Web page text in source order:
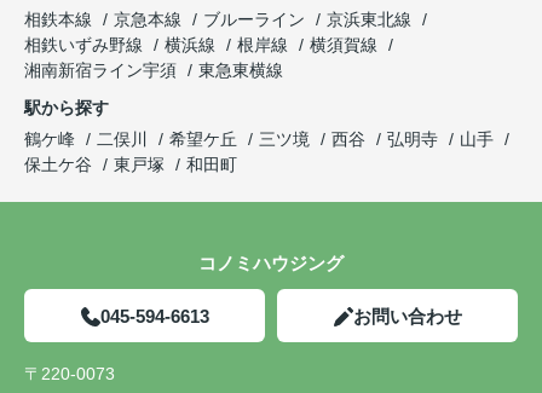
相鉄本線
京急本線 ブルーライン
京浜東北線
相鉄いずみ野線
横浜線 根岸線
横須賀線
湘南新宿ライン宇須
東急東横線
駅から探す
鶴ケ峰
二俣川 希望ケ丘 三ツ境 西谷 弘明寺
山手
保土ケ谷
東戸塚 和田町
コノミハウジング
045-594-6613 お問い合わせ
〒220-0073